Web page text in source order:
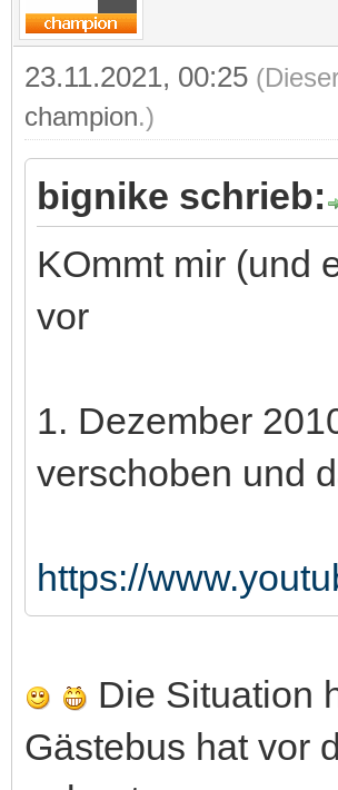
23.11.2021, 00:25
champion.)
bignike schrieb:
KOmmt mir (und
vor
1. Dezember
verschoben und
https://
Die Situation
Gästebus hat vor